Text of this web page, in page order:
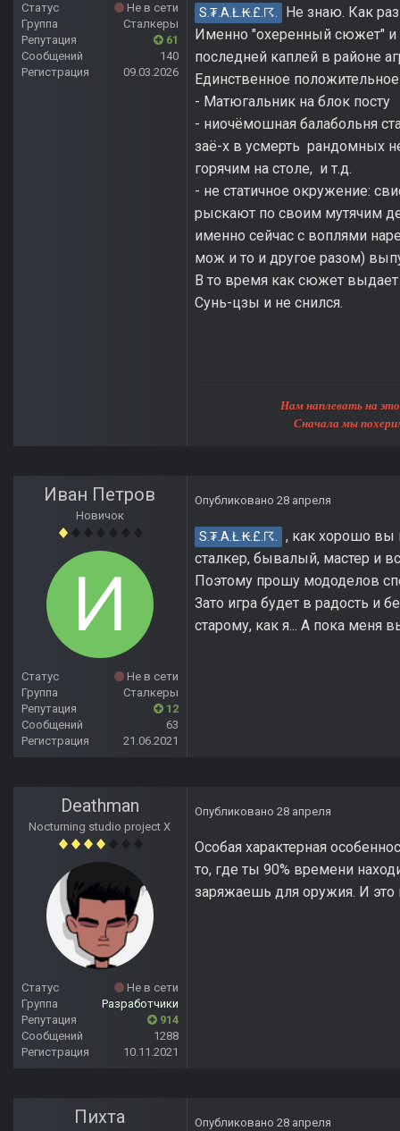
Статус
Не в сети
Группа
Сталкеры
Репутация
61
Сообщений
140
Регистрация
09.03.2026
S.₮.A.Ł.₭.£.☈.
Не знаю. Как
Именно "охеренный сюжет" и
последней каплей в районе
Единственное
- Матюгальник на блок посту
- ниочёмошная балабольня
заё-х в усмерть рандомных
горячим на столе, и т.д.
- не статичное окружение:
рыскают по своим мутячим
именно сейчас с воплями
мож и то и другое разом)
В то время как сюжет
Сунь-цзы и не снился.
Нам наплевать на этот
Сначала мы похерим
Иван Петров
Новичок
Статус
Не в сети
Группа
Сталкеры
Репутация
12
Сообщений
63
Регистрация
21.06.2021
Опубликовано 28 апреля
S.₮.A.Ł.₭.£.☈. , как хорошо вы
сталкер, бывалый, мастер и
Поэтому прошу мододелов
Зато игра будет в радость и
старому, как я... А пока меня
Deathman
Nocturning studio project X
Статус
Не в сети
Группа
Разработчики
Репутация
914
Сообщений
1288
Регистрация
10.11.2021
Опубликовано 28 апреля
Особая характерная
то, где ты 90% времени
заряжаешь для оружия. И это
Пихта Опубликовано 28 апреля